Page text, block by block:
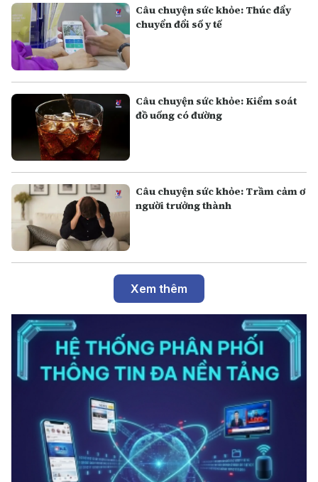
Câu chuyện sức khỏe: Thúc đẩy
chuyển đổi số y tế
Câu chuyện sức khỏe: Kiểm soát
đồ uống có đường
Câu chuyện sức khỏe: Trầm cảm ơ
người trưởng thành
Xem thêm